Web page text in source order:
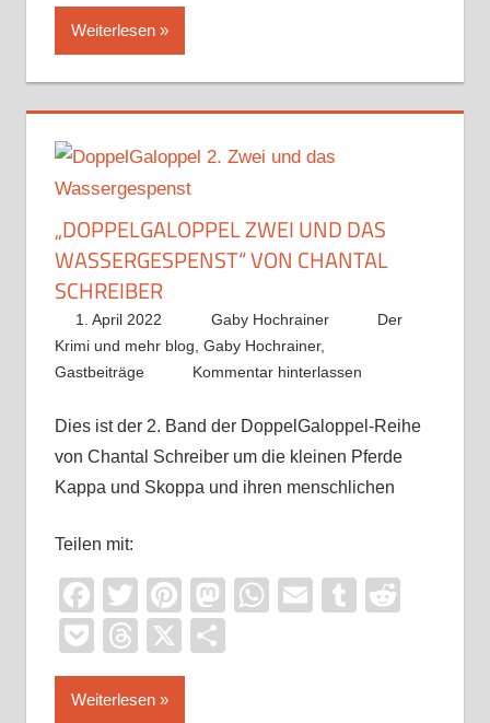
Weiterlesen
„DOPPELGALOPPEL ZWEI UND DAS
WASSERGESPENST“ VON CHANTAL
SCHREIBER
1. April 2022 Gaby Hochrainer
Der
Krimi und mehr blog Gaby Hochrainer,
Gastbeiträge
Kommentar hinterlassen
Dies ist der 2. Band der DoppelGaloppel-Reihe
von Chantal Schreiber um die kleinen Pferde
Kappa und Skoppa und ihren menschlichen
Teilen mit:
Facebook
TwitterPinterest
Mastodon
WhatsApp
EmailTumblr
PocketThreads
X
Weiterlesen